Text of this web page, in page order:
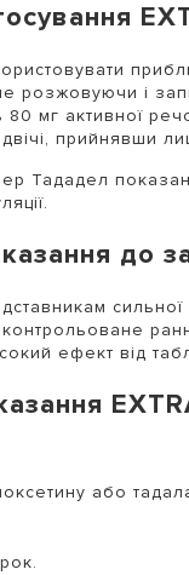
не розжовуючи і
мг активної
прийнявши
Тададел
до
сильної
ефект від
або